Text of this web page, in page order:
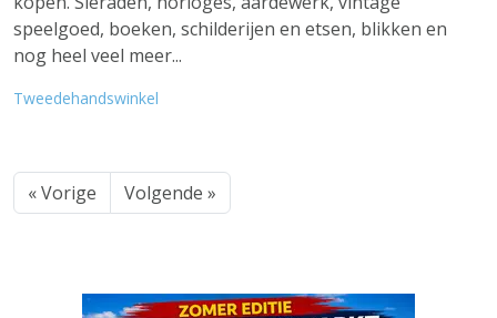
speelgoed, boeken, schilderijen en etsen, blikken en
nog heel veel meer...
Tweedehandswinkel
« Vorige Volgende »